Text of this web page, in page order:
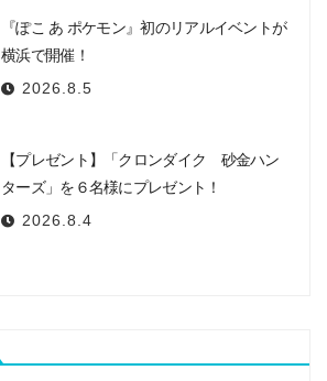
『ぽこ あ ポケモン』初のリアルイベントが
横浜で開催！
2026.8.5
【プレゼント】「クロンダイク 砂金ハン
ターズ」を６名様にプレゼント！
2026.8.4